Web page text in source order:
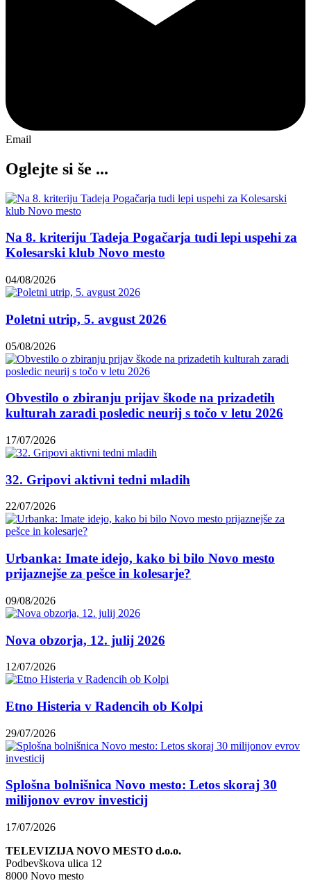
Email
Oglejte si še ...
Na 8. kriteriju Tadeja Pogačarja tudi lepi uspehi za
Kolesarski klub Novo mesto
04/08/2026
Poletni utrip, 5. avgust 2026
05/08/2026
Obvestilo o zbiranju prijav škode na prizadetih
kulturah zaradi posledic neurij s točo v letu 2026
17/07/2026
32. Gripovi aktivni tedni mladih
22/07/2026
Urbanka: Imate idejo, kako bi bilo Novo mesto
prijaznejše za pešce in kolesarje?
09/08/2026
Nova obzorja, 12. julij 2026
12/07/2026
Etno Histeria v Radencih ob Kolpi
29/07/2026
Splošna bolnišnica Novo mesto: Letos skoraj 30
milijonov evrov investicij
17/07/2026
TELEVIZIJA NOVO MESTO d.o.o.
Podbevškova ulica 12
8000 Novo mesto